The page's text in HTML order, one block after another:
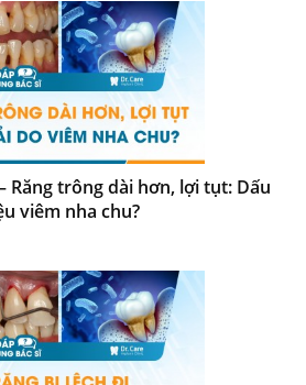
Răng trông dài hơn, lợi tụt: Dấu
viêm nha chu?